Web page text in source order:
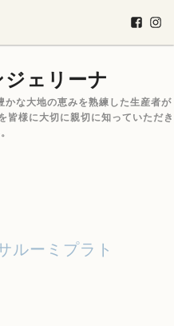
ェリーナ
かな大地の恵みを熟練した生産者が
様に大切に親切に知っていただき
ルーミプラト